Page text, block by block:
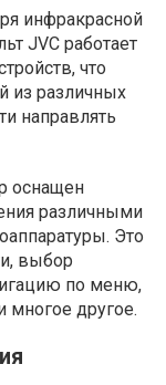
инфракрасной
JVC работает
что
из различных
направлять
оснащен
различными
Это
выбор
по меню,
многое другое.